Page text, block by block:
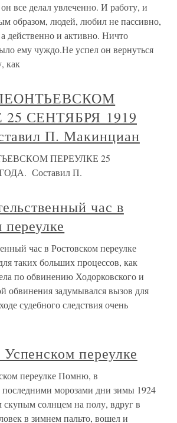
все делал увлеченно. И работу, и
образом, людей, любил не пассивно,
а действенно и активно. Ничто
ему чуждо.Не успел он вернуться
как
СЕНТЯБРЯ 1919
П. Макинциан
ПЕРЕУЛКЕ 25
Составил П.
час в
час в Ростовском переулке
таких больших процессов, как
по обвинению Ходорковского и
обвинения задумывался вызов для
судебного следствия очень
переулке
переулке Помню, в
морозами дни зимы 1924
скупым солнцем на полу, вдруг в
в зимнем пальто, вошел и